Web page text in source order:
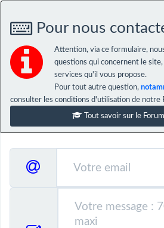
Pour nous
Attention, via ce formulaire,
questions qui concernent le
services qu'il vous propose.
Pour tout autre question,
consulter les conditions d'utilisation de notre
Tout savoir sur le